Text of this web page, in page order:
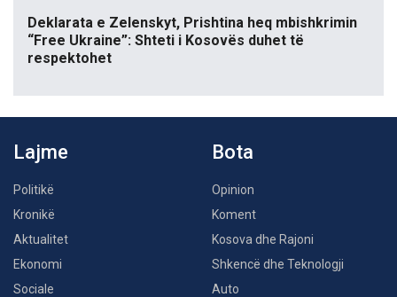
Deklarata e Zelenskyt, Prishtina heq mbishkrimin
“Free Ukraine”: Shteti i Kosovës duhet të
respektohet
Lajme
Politikë
Kronikë
Aktualitet
Ekonomi
Sociale
Bota
Opinion
Koment
Kosova dhe Rajoni
Shkencë dhe Teknologji
Auto